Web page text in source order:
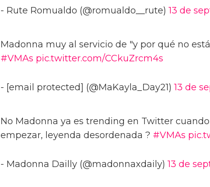
- Rute Romualdo (@romualdo__rute)13 de
Madonna muy al servicio de "y por qué no
#VMAs pic.twitter.com/CCkuZrcm4s
- [email protected] (@MaKayla_Day21)13 de
No Madonna ya es trending en Twitter
empezar, leyenda desordenada ? #VMAs
- Madonna Dailly (@madonnaxdaily)13 de